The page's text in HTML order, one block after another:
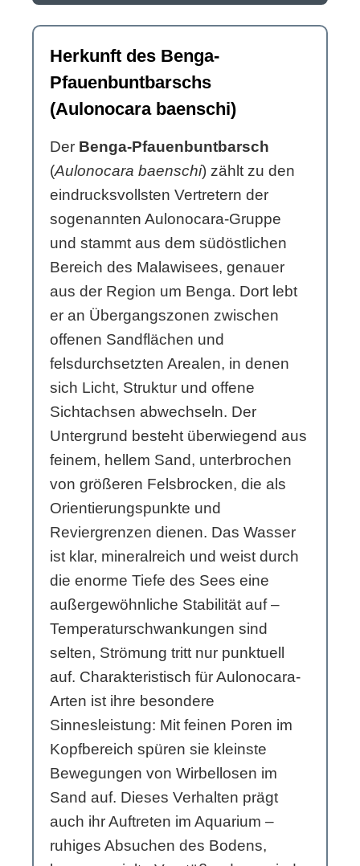
Herkunft des Benga-
Pfauenbuntbarschs
(Aulonocara baenschi)
Der Benga-Pfauenbuntbarsch
(Aulonocara baenschi) zählt zu den
eindrucksvollsten Vertretern der
sogenannten Aulonocara-Gruppe
und stammt aus dem südöstlichen
Bereich des Malawisees, genauer
aus der Region um Benga. Dort lebt
er an Übergangszonen zwischen
offenen Sandflächen und
felsdurchsetzten Arealen, in denen
sich Licht, Struktur und offene
Sichtachsen abwechseln. Der
Untergrund besteht überwiegend aus
feinem, hellem Sand, unterbrochen
von größeren Felsbrocken, die als
Orientierungspunkte und
Reviergrenzen dienen. Das Wasser
ist klar, mineralreich und weist durch
die enorme Tiefe des Sees eine
außergewöhnliche Stabilität auf –
Temperaturschwankungen sind
selten, Strömung tritt nur punktuell
auf. Charakteristisch für Aulonocara-
Arten ist ihre besondere
Sinnesleistung: Mit feinen Poren im
Kopfbereich spüren sie kleinste
Bewegungen von Wirbellosen im
Sand auf. Dieses Verhalten prägt
auch ihr Auftreten im Aquarium –
ruhiges Absuchen des Bodens,